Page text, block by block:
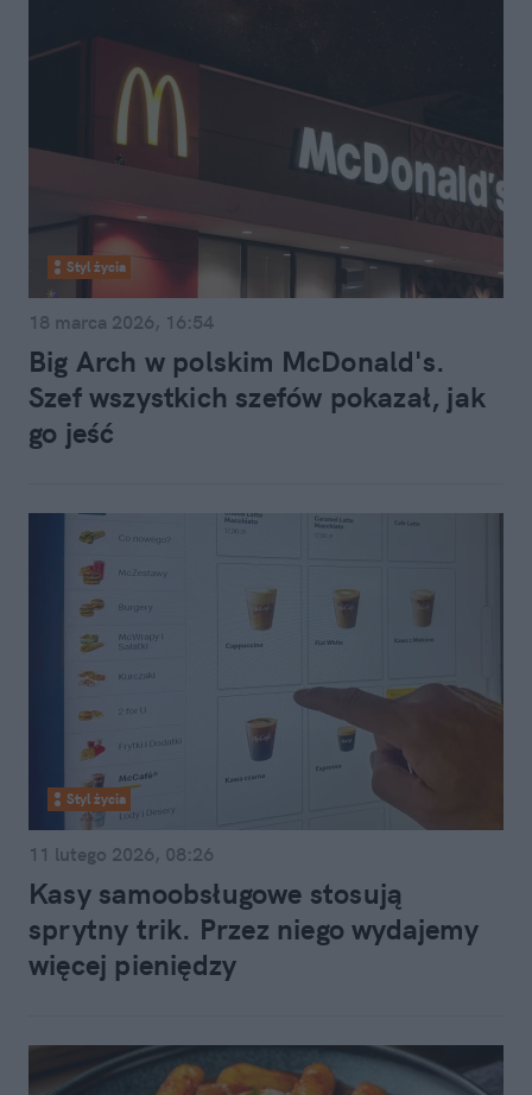
Styl życia
18 marca 2026, 16:54
Big Arch w polskim McDonald's.
Szef wszystkich szefów pokazał, jak
go jeść
Styl życia
11 lutego 2026, 08:26
Kasy samoobsługowe stosują
sprytny trik. Przez niego wydajemy
więcej pieniędzy